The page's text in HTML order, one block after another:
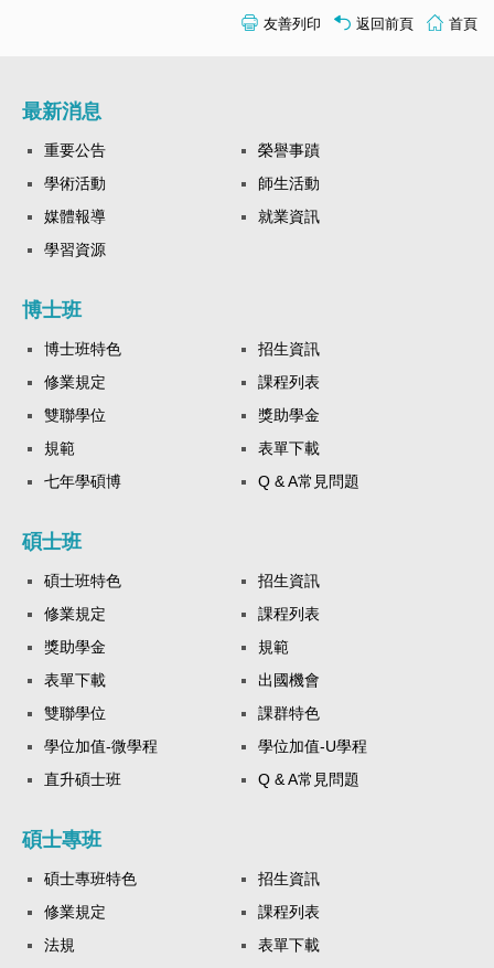
友善列印 返回前頁 首頁
最新消息
重要公告
榮譽事蹟
學術活動
師生活動
媒體報導
就業資訊
學習資源
博士班
博士班特色
招生資訊
修業規定
課程列表
雙聯學位
獎助學金
規範
表單下載
七年學碩博
Q & A常見問題
碩士班
碩士班特色
招生資訊
修業規定
課程列表
獎助學金
規範
表單下載
出國機會
雙聯學位
課群特色
學位加值-微學程
學位加值-U學程
直升碩士班
Q & A常見問題
碩士專班
碩士專班特色
招生資訊
修業規定
課程列表
法規
表單下載